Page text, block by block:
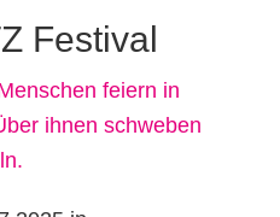
Festival